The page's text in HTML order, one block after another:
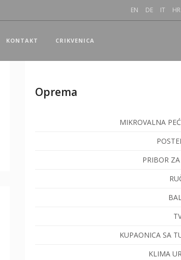
EN DE IT HR
KONTAKT CRIKVENICA
Oprema
MIKROVALNA
PRIBOR ZA
KUPAONICA SA
KLIMA